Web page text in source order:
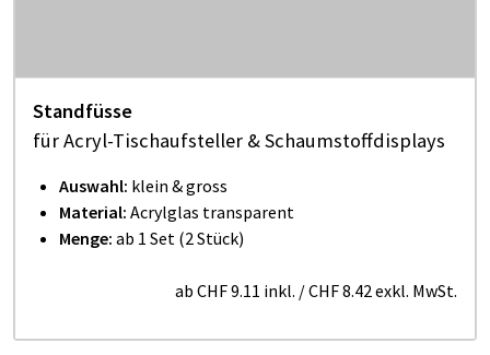
Stand­fü­sse
für Acryl-Tischauf­stel­ler & Schaumstoffdisplays
Auswahl: klein & gross
Material: Acrylglas transparent
Menge: ab 1 Set (2 Stück)
ab CHF 9.11 inkl. /CHF 8.42exkl. MwSt.